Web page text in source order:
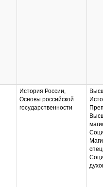
История России,
Основы российской
государственности